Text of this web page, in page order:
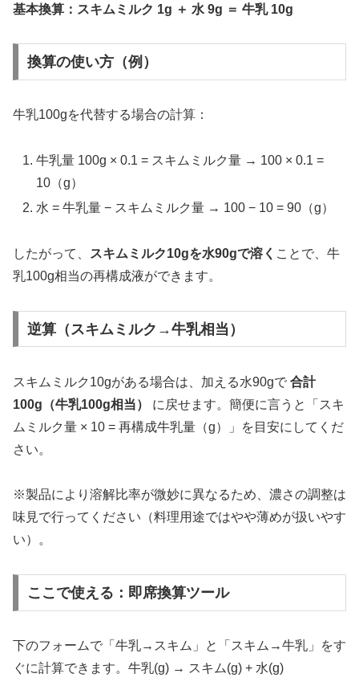
基本換算： スキムミルク 1g ＋ 水 9g ＝ 牛乳 10g
換算の使い方（例）
牛乳100gを代替する場合の計算：
牛乳量 100g × 0.1 = スキムミルク量 → 100 × 0.1 =
10（g）
水 = 牛乳量 − スキムミルク量 → 100 − 10 = 90（g）
したがって、 スキムミルク10gを水90gで溶く ことで、牛
乳100g相当の再構成液ができます。
逆算（スキムミルク→牛乳相当）
スキムミルク10gがある場合は、加える水90gで 合計
100g（牛乳100g相当）
に戻せます。簡便に言うと「スキ
ムミルク量 × 10 = 再構成牛乳量（g）」を目安にしてくだ
さい。
※製品により溶解比率が微妙に異なるため、濃さの調整は
味見で行ってください（料理用途ではやや薄めが扱いやす
い）。
ここで使える：即席換算ツール
下のフォームで「牛乳→スキム」と「スキム→牛乳」をす
ぐに計算できます。牛乳(g) → スキム(g) + 水(g)